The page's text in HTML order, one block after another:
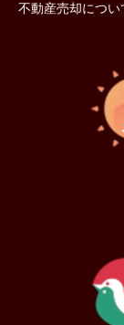
不動産売却につい